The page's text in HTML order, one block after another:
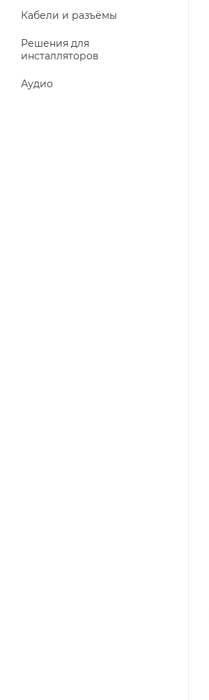
Кабели и разъёмы
Решения для
инсталляторов
Аудио